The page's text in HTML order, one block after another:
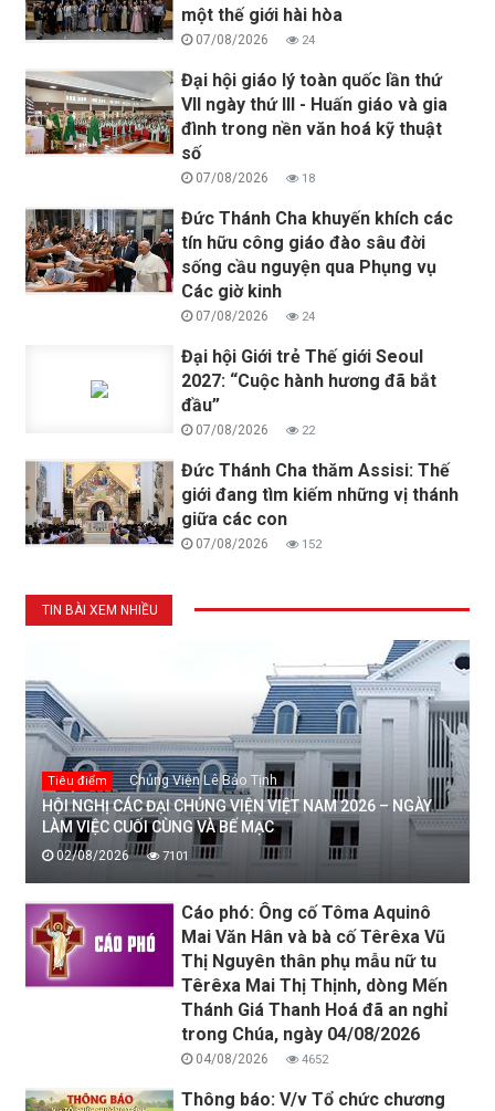
một thế giới hài hòa
07/08/2026 24
Đại hội giáo lý toàn quốc lần thứ
VII ngày thứ III - Huấn giáo và gia
đình trong nền văn hoá kỹ thuật
số
07/08/2026 18
Đức Thánh Cha khuyến khích các
tín hữu công giáo đào sâu đời
sống cầu nguyện qua Phụng vụ
Các giờ kinh
07/08/2026 24
Đại hội Giới trẻ Thế giới Seoul
2027: “Cuộc hành hương đã bắt
đầu”
07/08/2026 22
Đức Thánh Cha thăm Assisi: Thế
giới đang tìm kiếm những vị thánh
giữa các con
07/08/2026 152
TIN BÀI XEM NHIỀU
Tiêu điểm Chủng Viện Lê Bảo Tịnh
HỘI NGHỊ CÁC ĐẠI CHỦNG VIỆN VIỆT NAM 2026 – NGÀY
LÀM VIỆC CUỐI CÙNG VÀ BẾ MẠC
02/08/2026 7101
Cáo phó: Ông cố Tôma Aquinô
Mai Văn Hân và bà cố Têrêxa Vũ
Thị Nguyên thân phụ mẫu nữ tu
Têrêxa Mai Thị Thịnh, dòng Mến
Thánh Giá Thanh Hoá đã an nghỉ
trong Chúa, ngày 04/08/2026
04/08/2026 4652
Thông báo: V/v Tổ chức chương